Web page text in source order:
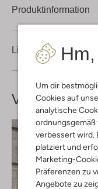
Um dir
Cookies auf
analytische
verbessert wird.
platziert und
Marketing-
Präferenzen zu
Angebote zu
Produktinformation
Lieferung &